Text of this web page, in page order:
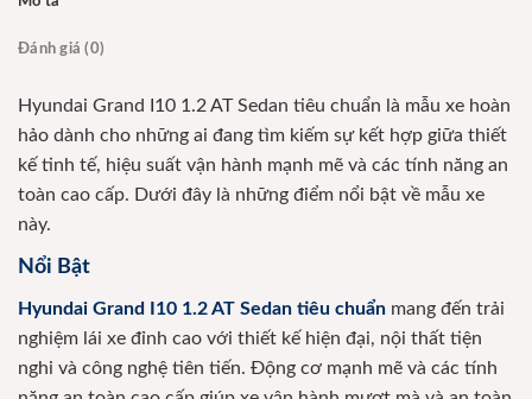
Đánh giá (0)
Hyundai Grand I10 1.2 AT Sedan tiêu chuẩn là mẫu xe hoàn
hảo dành cho những ai đang tìm kiếm sự kết hợp giữa thiết
kế tinh tế, hiệu suất vận hành mạnh mẽ và các tính năng an
toàn cao cấp. Dưới đây là những điểm nổi bật về mẫu xe
này.
Nổi Bật
Hyundai Grand I10 1.2 AT Sedan tiêu chuẩn mang đến trải
nghiệm lái xe đỉnh cao với thiết kế hiện đại, nội thất tiện
nghi và công nghệ tiên tiến. Động cơ mạnh mẽ và các tính